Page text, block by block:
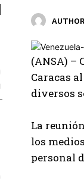
(ANSA) –
Caracas
diversos
La
los
personal